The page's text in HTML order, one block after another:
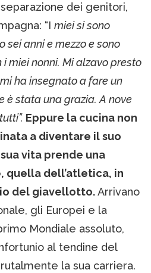
dei genitori,
“I miei si sono
sei anni e mezzo e sono
miei nonni. Mi alzavo presto
ha insegnato a fare un
è stata una grazia. A nove
Eppure la cucina non
a diventare il suo
vita prende una
quella dell’atletica, in
del giavellotto.Arrivano
gli Europei e la
Mondiale assoluto,
al tendine del
la sua carriera.